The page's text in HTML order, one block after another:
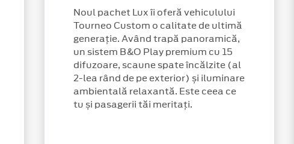
Noul pachet Lux îi oferă vehiculului
Tourneo Custom o calitate de ultimă
generație. Având trapă panoramică,
un sistem B&O Play premium cu 15
difuzoare, scaune spate încălzite (al
2-lea rând de pe exterior) și iluminare
ambientală relaxantă. Este ceea ce
tu și pasagerii tăi meritați.